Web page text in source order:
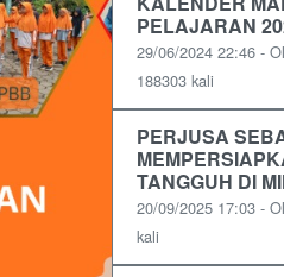
PELAJARAN
29/06/2024 22:46 -
188303 kali
PERJUSA
TANGGUH DI
20/09/2025 17:03 -
kali